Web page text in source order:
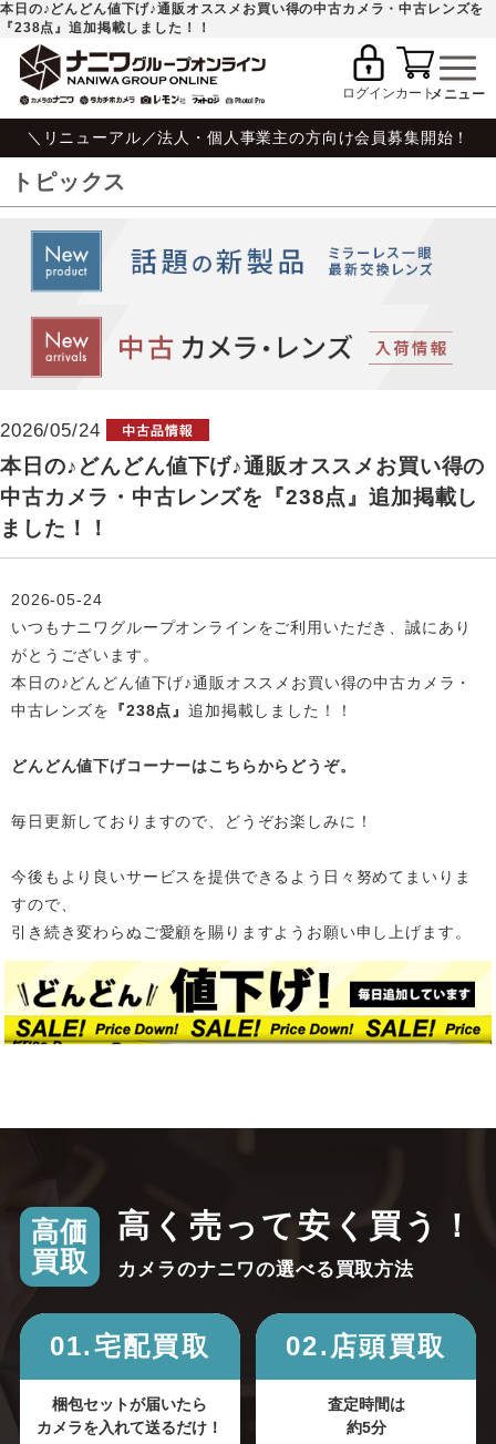
本日の♪どんどん値下げ♪通販オススメお買い得の中古カメラ・中古レンズを
『238点』追加掲載しました！！
ログインカート
＼リニューアル／法人・個人事業主の方向け会員募集開始！
トピックス
2026/05/24
本日の♪どんどん値下げ♪通販オススメお買い得の
中古カメラ・中古レンズを『238点』追加掲載し
ました！！
2026-05-24
いつもナニワグループオンラインをご利用いただき、誠にあり
がとうございます。
本日の♪どんどん値下げ♪通販オススメお買い得の中古カメラ・
中古レンズを
『238点』追加掲載 しました！！
どんどん値下げコーナーはこちらからどうぞ。
毎日更新しておりますので、どうぞお楽しみに！
今後もより良いサービスを提供できるよう日々努めてまいりま
すので、
引き続き変わらぬご愛顧を賜りますようお願い申し上げます。
高価
買取
高く売って安く買う！
カメラのナニワの選べる買取方法
01.宅配買取
梱包セットが届いたら
カメラを入れて送るだけ！
02.店頭買取
査定時間は
約5分